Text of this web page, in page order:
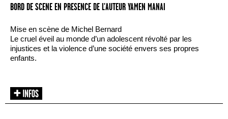
BORD DE SCENE EN PRESENCE DE L’AUTEUR YAMEN MANAI
Mise en scène de Michel Bernard
Le cruel éveil au monde d’un adolescent révolté par les
injustices et la violence d’une société envers ses propres
enfants.